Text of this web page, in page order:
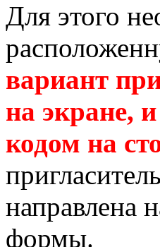
Для этого
вариант
на экране,
кодом на
направлена
формы.